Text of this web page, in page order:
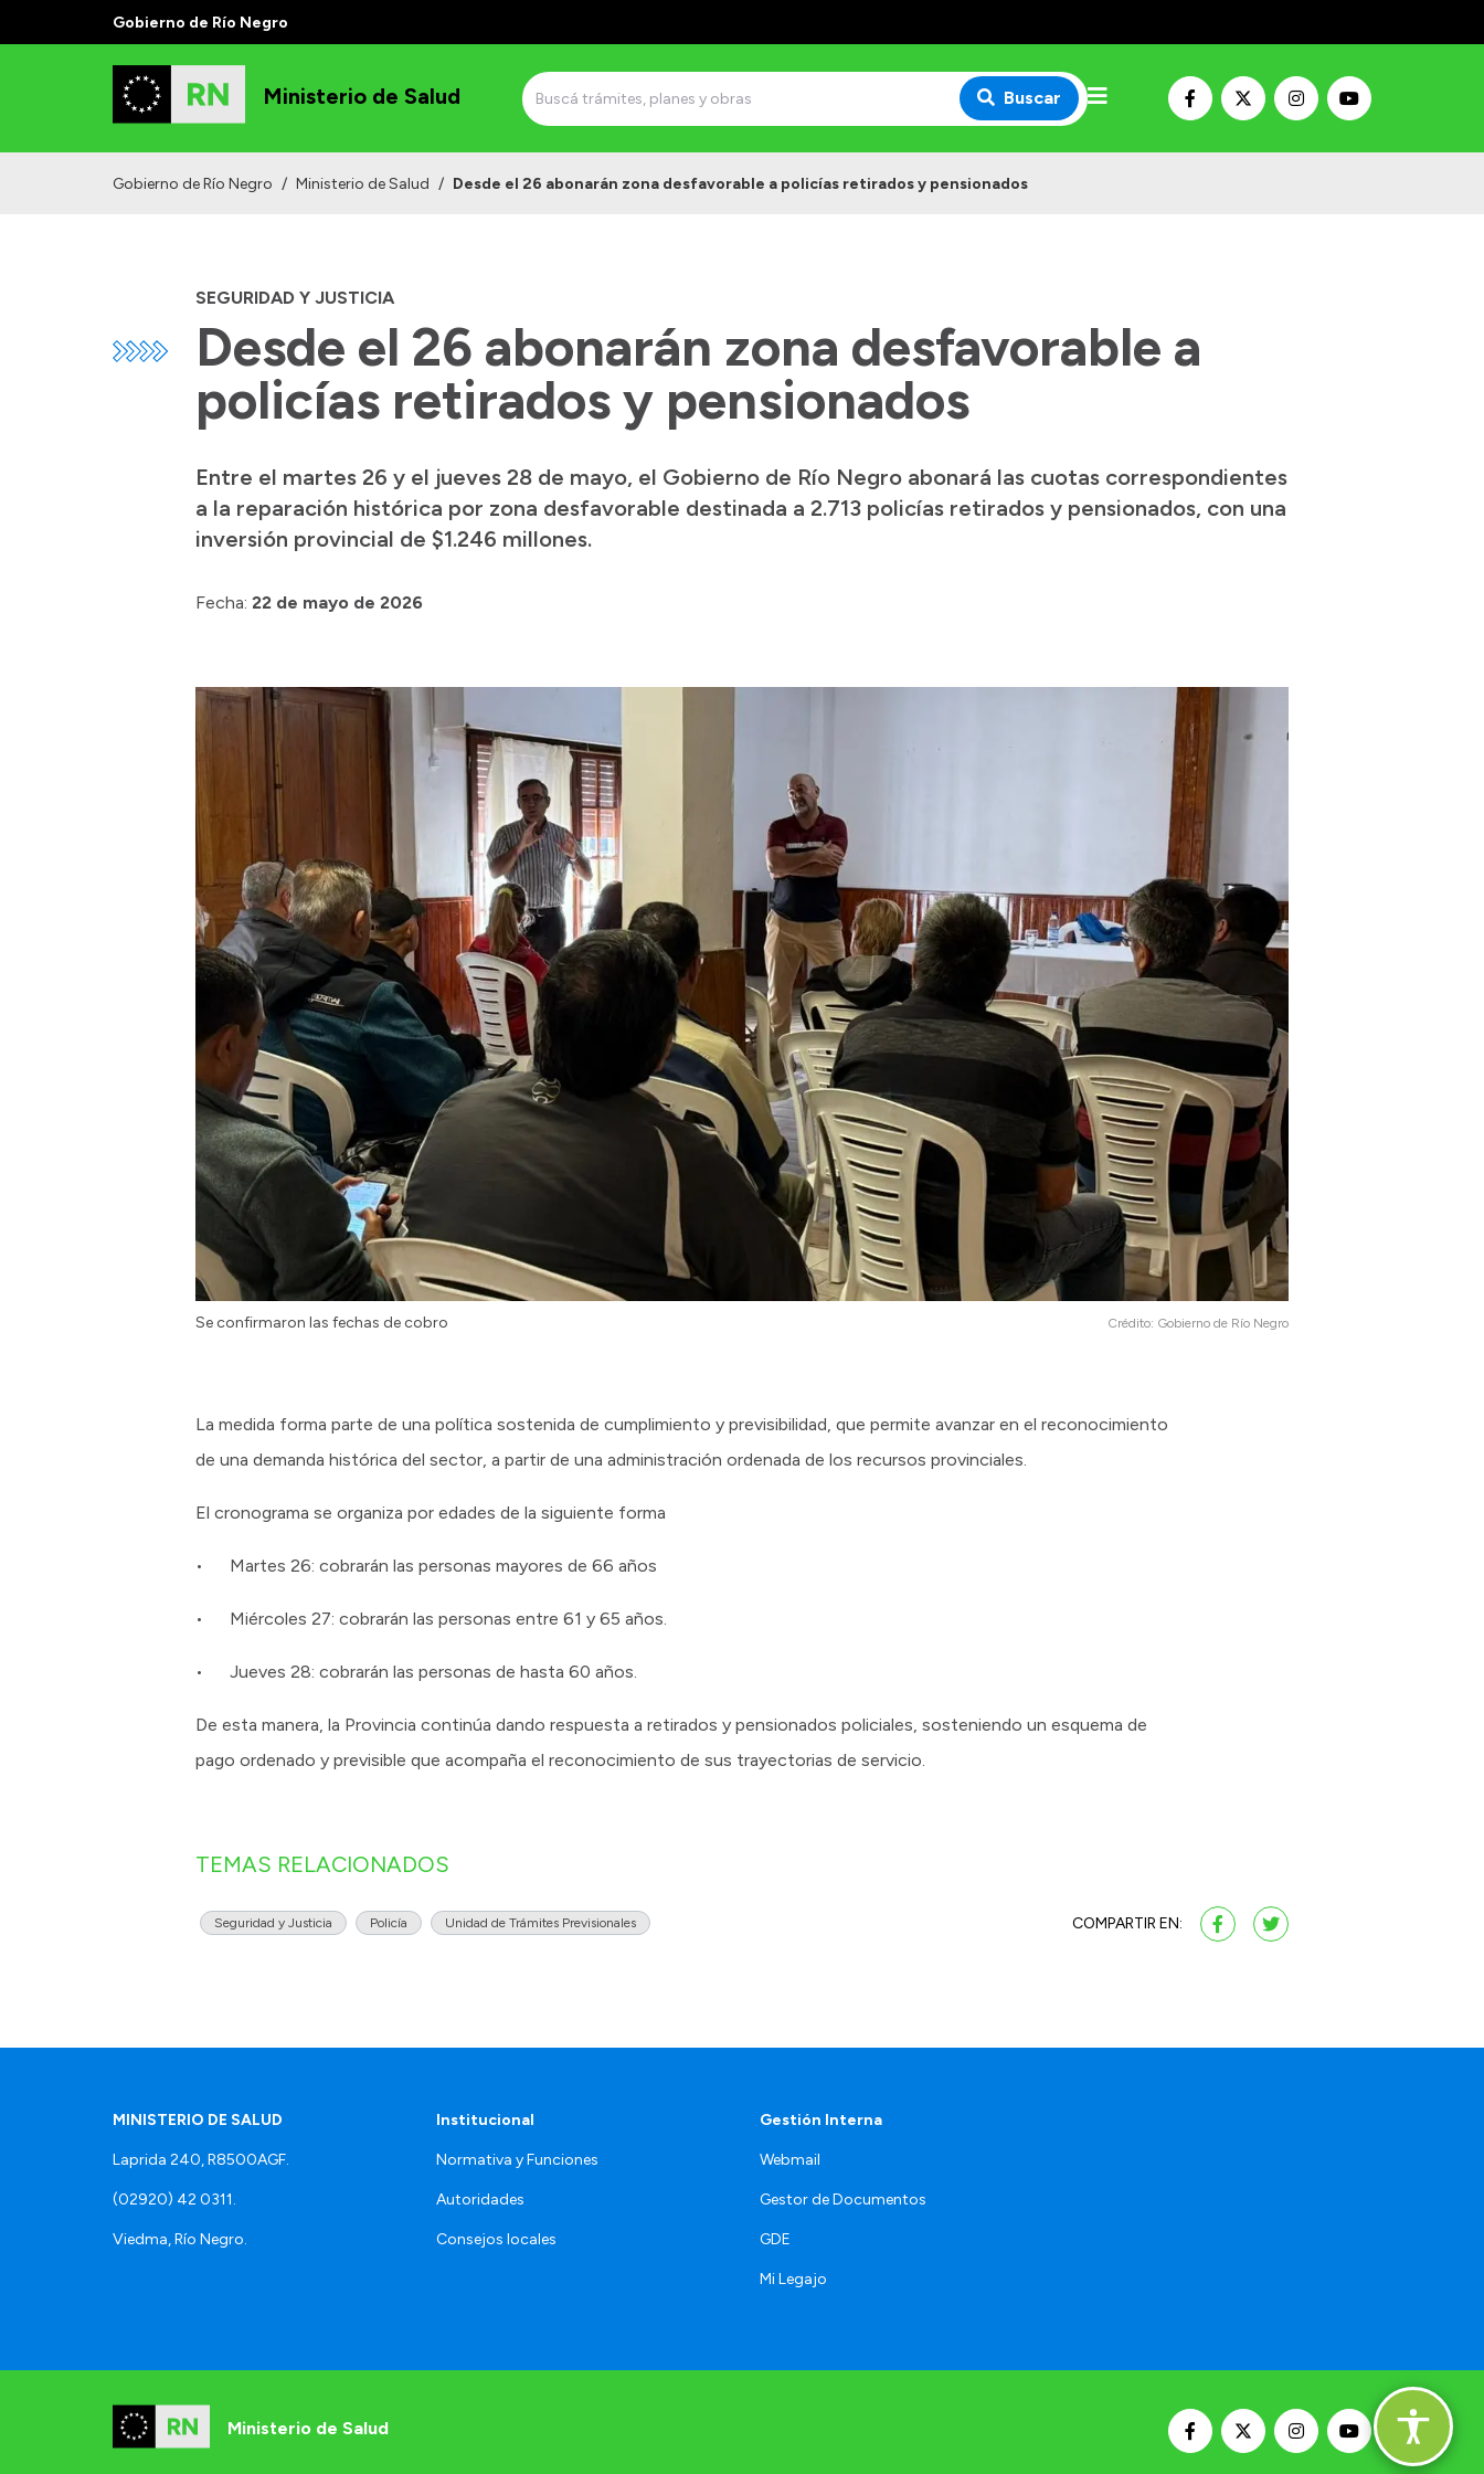
Gobierno de Río Negro
Ministerio de Salud Buscar
Gobierno de Río Negro / Ministerio de Salud / Desde el 26 abonarán zona desfavorable a policías retirados y pensionados
SEGURIDAD Y JUSTICIA
Desde el 26 abonarán zona desfavorable a
policías retirados y pensionados
Entre el martes 26 y el jueves 28 de mayo, el Gobierno de Río Negro abonará las cuotas correspondientes
a la reparación histórica por zona desfavorable destinada a 2.713 policías retirados y pensionados, con una
inversión provincial de $1.246 millones.
Fecha: 22 de mayo de 2026
Se confirmaron las fechas de cobro Crédito: Gobierno de Río Negro
La medida forma parte de una política sostenida de cumplimiento y previsibilidad, que permite avanzar en el reconocimiento
de una demanda histórica del sector, a partir de una administración ordenada de los recursos provinciales.
El cronograma se organiza por edades de la siguiente forma
• Martes 26: cobrarán las personas mayores de 66 años
• Miércoles 27: cobrarán las personas entre 61 y 65 años.
• Jueves 28: cobrarán las personas de hasta 60 años.
De esta manera, la Provincia continúa dando respuesta a retirados y pensionados policiales, sosteniendo un esquema de
pago ordenado y previsible que acompaña el reconocimiento de sus trayectorias de servicio.
TEMAS RELACIONADOS
Seguridad y Justicia Policía Unidad de Trámites Previsionales COMPARTIR EN:
MINISTERIO DE SALUD
Laprida 240, R8500AGF.
(02920) 42 0311.
Viedma, Río Negro.
Institucional
Normativa y Funciones
Autoridades
Consejos locales
Gestión Interna
Webmail
Gestor de Documentos
GDE
Mi Legajo
Ministerio de Salud